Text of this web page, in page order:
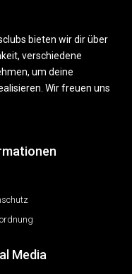
bieten wir dir über
verschiedene
um deine
Wir freuen uns
Media